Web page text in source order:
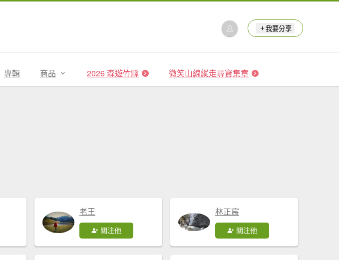
我要分享
專輯 商品 2026 森遊竹縣 微笑山線縱走尋寶集章
老王
關注他
林正宸
關注他